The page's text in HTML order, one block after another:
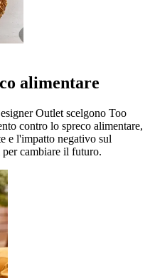
alimentare
Outlet scelgono Too
contro lo spreco alimentare,
e l'impatto negativo sul
cambiare il futuro.